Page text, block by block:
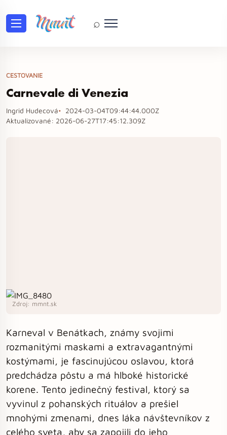
⌕
CESTOVANIE
Carnevale di Venezia
Ingrid Hudecová
2024-03-04T09:44:44.000Z
Aktualizované: 2026-06-27T17:45:12.309Z
Zdroj: mmnt.sk
Karneval v Benátkach, známy svojimi
rozmanitými maskami a extravagantnými
kostýmami, je fascinujúcou oslavou, ktorá
predchádza pôstu a má hlboké historické
korene. Tento jedinečný festival, ktorý sa
vyvinul z pohanských rituálov a prešiel
mnohými zmenami, dnes láka návštevníkov z
celého sveta, aby sa zapojili do jeho